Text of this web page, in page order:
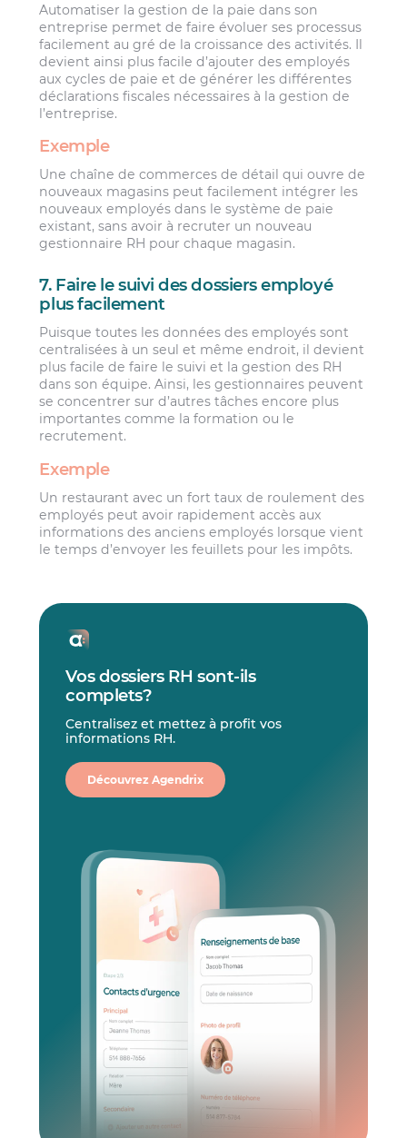
Automatiser la gestion de la paie dans son
entreprise permet de faire évoluer ses processus
facilement au gré de la croissance des activités. Il
devient ainsi plus facile d’ajouter des employés
aux cycles de paie et de générer les différentes
déclarations fiscales nécessaires à la gestion de
l’entreprise.
Exemple
Une chaîne de commerces de détail qui ouvre de
nouveaux magasins peut facilement intégrer les
nouveaux employés dans le système de paie
existant, sans avoir à recruter un nouveau
gestionnaire RH pour chaque magasin.
7. Faire le suivi des dossiers employé
plus facilement
Puisque toutes les données des employés sont
centralisées à un seul et même endroit, il devient
plus facile de faire le suivi et la gestion des RH
dans son équipe. Ainsi, les gestionnaires peuvent
se concentrer sur d’autres tâches encore plus
importantes comme la formation ou le
recrutement.
Exemple
Un restaurant avec un fort taux de roulement des
employés peut avoir rapidement accès aux
informations des anciens employés lorsque vient
le temps d’envoyer les feuillets pour les impôts.
Vos dossiers RH sont-ils
complets?
Centralisez et mettez à profit vos
informations RH.
Découvrez Agendrix